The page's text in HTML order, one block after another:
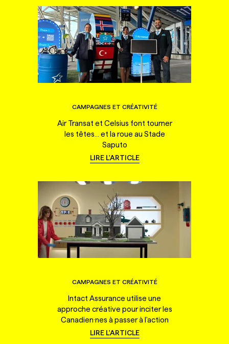
CAMPAGNES ET CRÉATIVITÉ
Air Transat et Celsius font tourner
les têtes... et la roue au Stade
Saputo
LIRE L'ARTICLE
CAMPAGNES ET CRÉATIVITÉ
Intact Assurance utilise une
approche créative pour inciter les
Canadien·nes à passer à l'action
LIRE L'ARTICLE